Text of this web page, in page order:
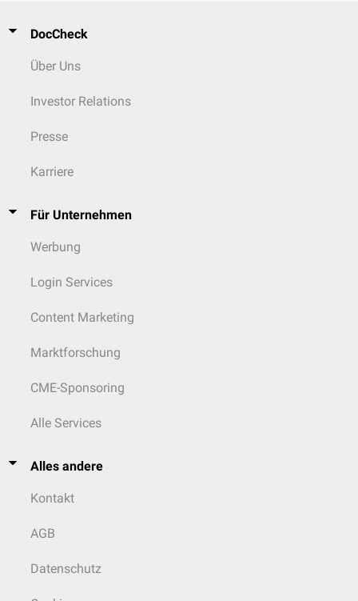
DocCheck
Über Uns
Investor Relations
Presse
Karriere
Für Unternehmen
Werbung
Login Services
Content Marketing
Marktforschung
CME-Sponsoring
Alle Services
Alles andere
Kontakt
AGB
Datenschutz